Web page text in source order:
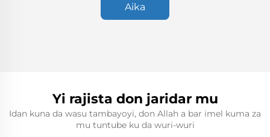
Aika
Yi rajista don jaridar mu
Idan kuna da wasu tambayoyi, don Allah a bar imel kuma za
mu tuntube ku da wuri-wuri